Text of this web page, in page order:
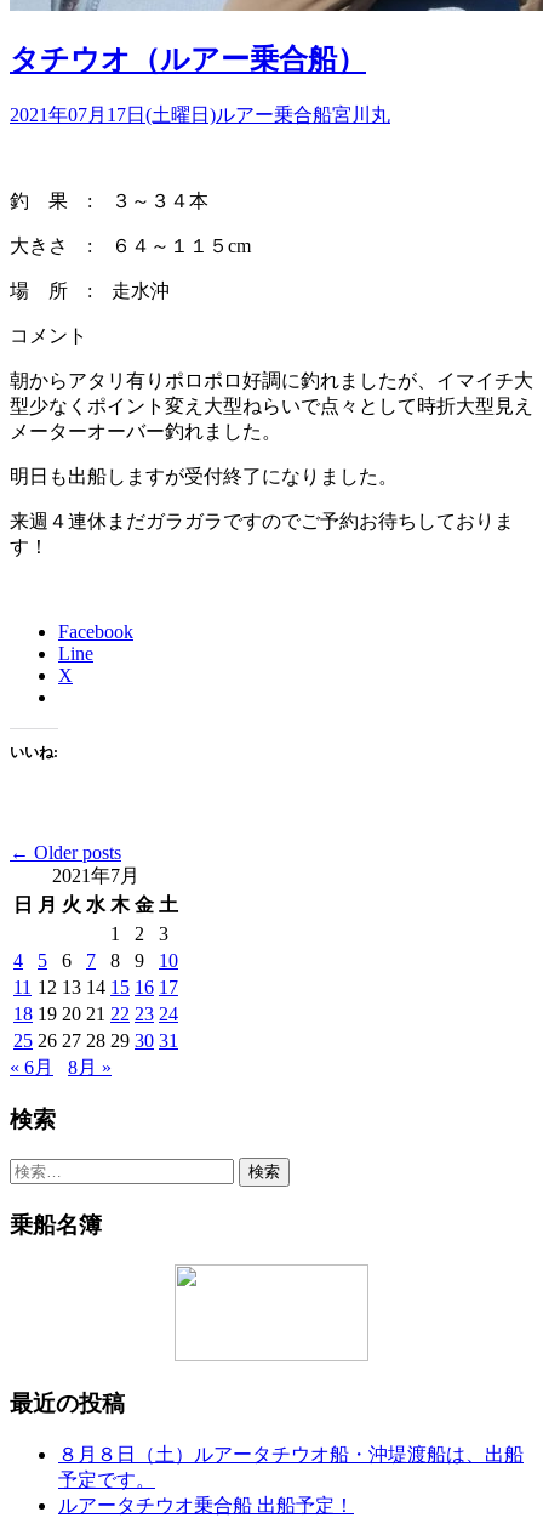
タチウオ（ルアー乗合船）
2021年07月17日(土曜日)ルアー乗合船宮川丸
釣 果 : ３～３４本
大きさ : ６４～１１５cm
場 所 : 走水沖
コメント
朝からアタリ有りポロポロ好調に釣れましたが、イマイチ大
型少なくポイント変え大型ねらいで点々として時折大型見え
メーターオーバー釣れました。
明日も出船しますが受付終了になりました。
来週４連休まだガラガラですのでご予約お待ちしておりま
す！
Facebook
Line
X
いいね:
Posts
navigation
← Older posts
2021年7月
日
月 火 水 木 金 土
1
2
3
4
5 6 7 8 9
10
11 12 13 14 15 16 17
18 19 20 21 22 23 24
25 26 27 28 29 30 31
« 6月
8月 »
検索
検
乗船名簿
最近の投稿
８月８日（土）ルアータチウオ船・沖堤渡船は、出船
予定です。
ルアータチウオ乗合船 出船予定！